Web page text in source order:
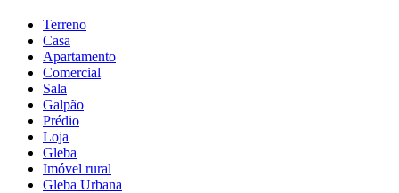
Terreno
Casa
Apartamento
Comercial
Sala
Galpão
Prédio
Loja
Gleba
Imóvel rural
Gleba Urbana